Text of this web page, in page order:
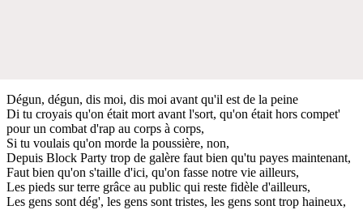
Dégun, dégun, dis moi, dis moi avant qu'il est de la peine
Di tu croyais qu'on était mort avant l'sort, qu'on était hors compet'
pour un combat d'rap au corps à corps,
Si tu voulais qu'on morde la poussière, non,
Depuis Block Party trop de galère faut bien qu'tu payes maintenant,
Faut bien qu'on s'taille d'ici, qu'on fasse notre vie ailleurs,
Les pieds sur terre grâce au public qui reste fidèle d'ailleurs,
Les gens sont dég', les gens sont tristes, les gens sont trop haineux,